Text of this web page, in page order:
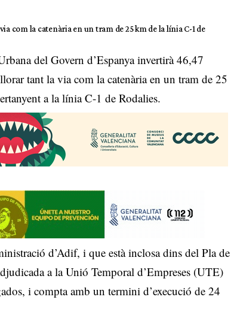
com la catenària en un tram de 25 km de la línia C-1 de
del Govern d’Espanya invertirà 46,47
tant la via com la catenària en un tram de 25
a la línia C-1 de Rodalies.
d’Adif, i que està inclosa dins del Pla de
a la Unió Temporal d’Empreses (UTE)
i compta amb un termini d’execució de 24